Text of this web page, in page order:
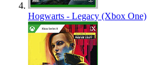
Hogwarts - Legacy (Xbox One)